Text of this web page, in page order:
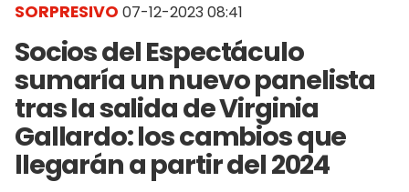
SORPRESIVO 07-12-2023 08:41
Socios del Espectáculo
sumaría un nuevo panelista
tras la salida de Virginia
Gallardo: los cambios que
llegarán a partir del 2024